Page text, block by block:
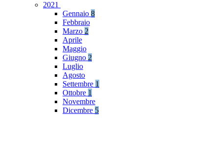
2021
Gennaio 8
Febbraio
Marzo 2
Aprile
Maggio
Giugno 2
Luglio
Agosto
Settembre 1
Ottobre 1
Novembre
Dicembre 5